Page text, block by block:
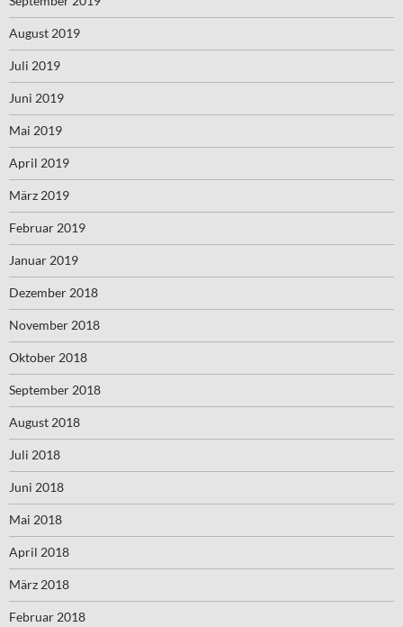
August 2019
Juli 2019
Juni 2019
Mai 2019
April 2019
März 2019
Februar 2019
Januar 2019
Dezember 2018
November 2018
Oktober 2018
September 2018
August 2018
Juli 2018
Juni 2018
Mai 2018
April 2018
März 2018
Februar 2018